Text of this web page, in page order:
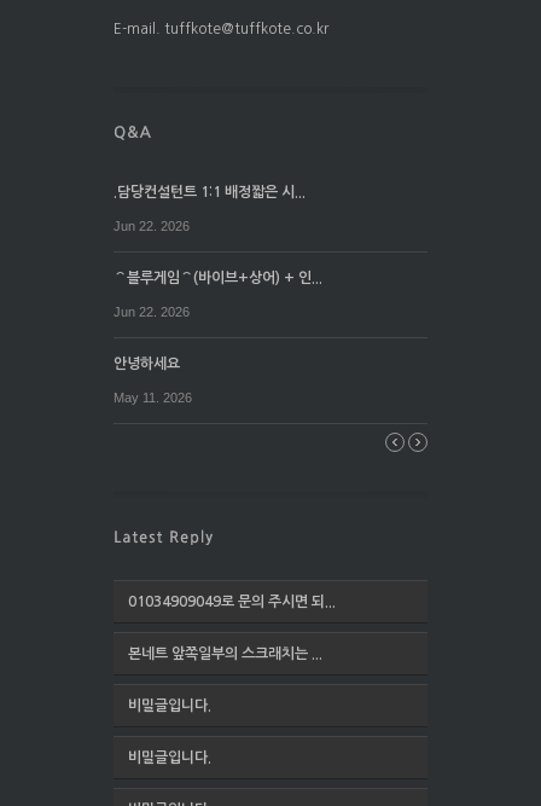
E-mail. tuffkote@tuffkote.co.kr
.담당컨설턴트 1:1 배정짧은 시...
Jun 22. 2026
⌒블루게임⌒(바이브+상어) + 인...
Jun 22. 2026
안녕하세요
May 11. 2026
01034909049로 문의 주시면 되...
본네트 앞쪽일부의 스크래치는 ...
비밀글입니다.
비밀글입니다.